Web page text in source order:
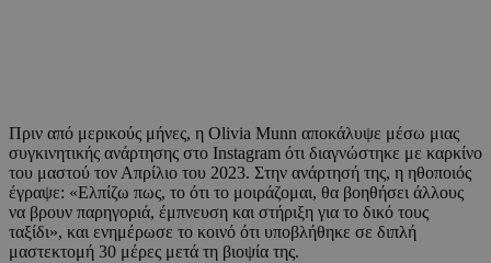
Πριν από μερικούς μήνες, η Olivia Munn αποκάλυψε μέσω μιας
συγκινητικής ανάρτησης στο Instagram ότι διαγνώστηκε με καρκίνο
του μαστού τον Απρίλιο του 2023. Στην ανάρτησή της, η ηθοποιός
έγραψε: «Ελπίζω πως, το ότι το μοιράζομαι, θα βοηθήσει άλλους
να βρουν παρηγοριά, έμπνευση και στήριξη για το δικό τους
ταξίδι», και ενημέρωσε το κοινό ότι υποβλήθηκε σε διπλή
μαστεκτομή 30 μέρες μετά τη βιοψία της.